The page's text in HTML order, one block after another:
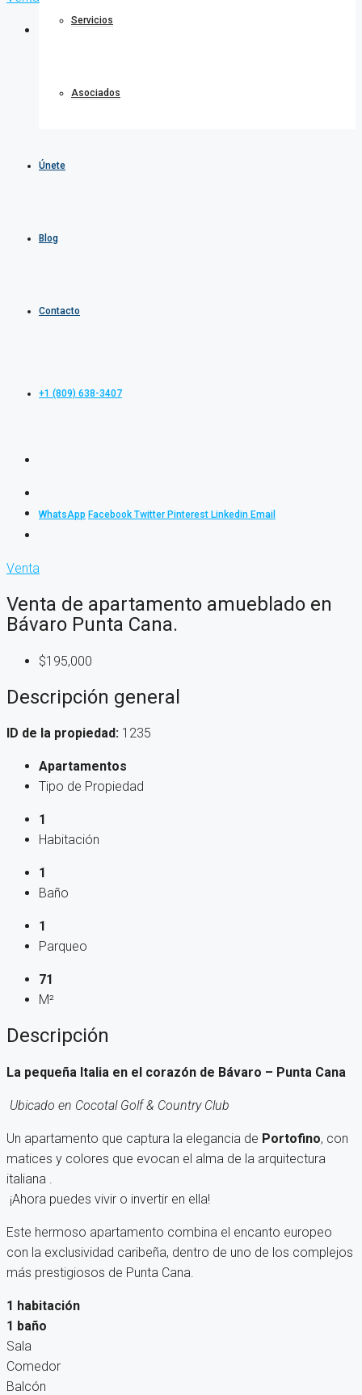
Servicios
Asociados
Únete
Blog
Contacto
+1 (809) 638-3407
WhatsApp Facebook Twitter Pinterest Linkedin Email
Venta
Venta de apartamento amueblado en
Bávaro Punta Cana.
$195,000
Descripción general
ID de la propiedad: 1235
Apartamentos
Tipo de Propiedad
1
Habitación
1
Baño
1
Parqueo
71
M²
Descripción
La pequeña Italia en el corazón de Bávaro – Punta Cana
Ubicado en Cocotal Golf & Country Club
Un apartamento que captura la elegancia de Portofino, con
matices y colores que evocan el alma de la arquitectura
italiana .
¡Ahora puedes vivir o invertir en ella!
Este hermoso apartamento combina el encanto europeo
con la exclusividad caribeña, dentro de uno de los complejos
más prestigiosos de Punta Cana.
1 habitación
1 baño
Sala
Comedor
Balcón